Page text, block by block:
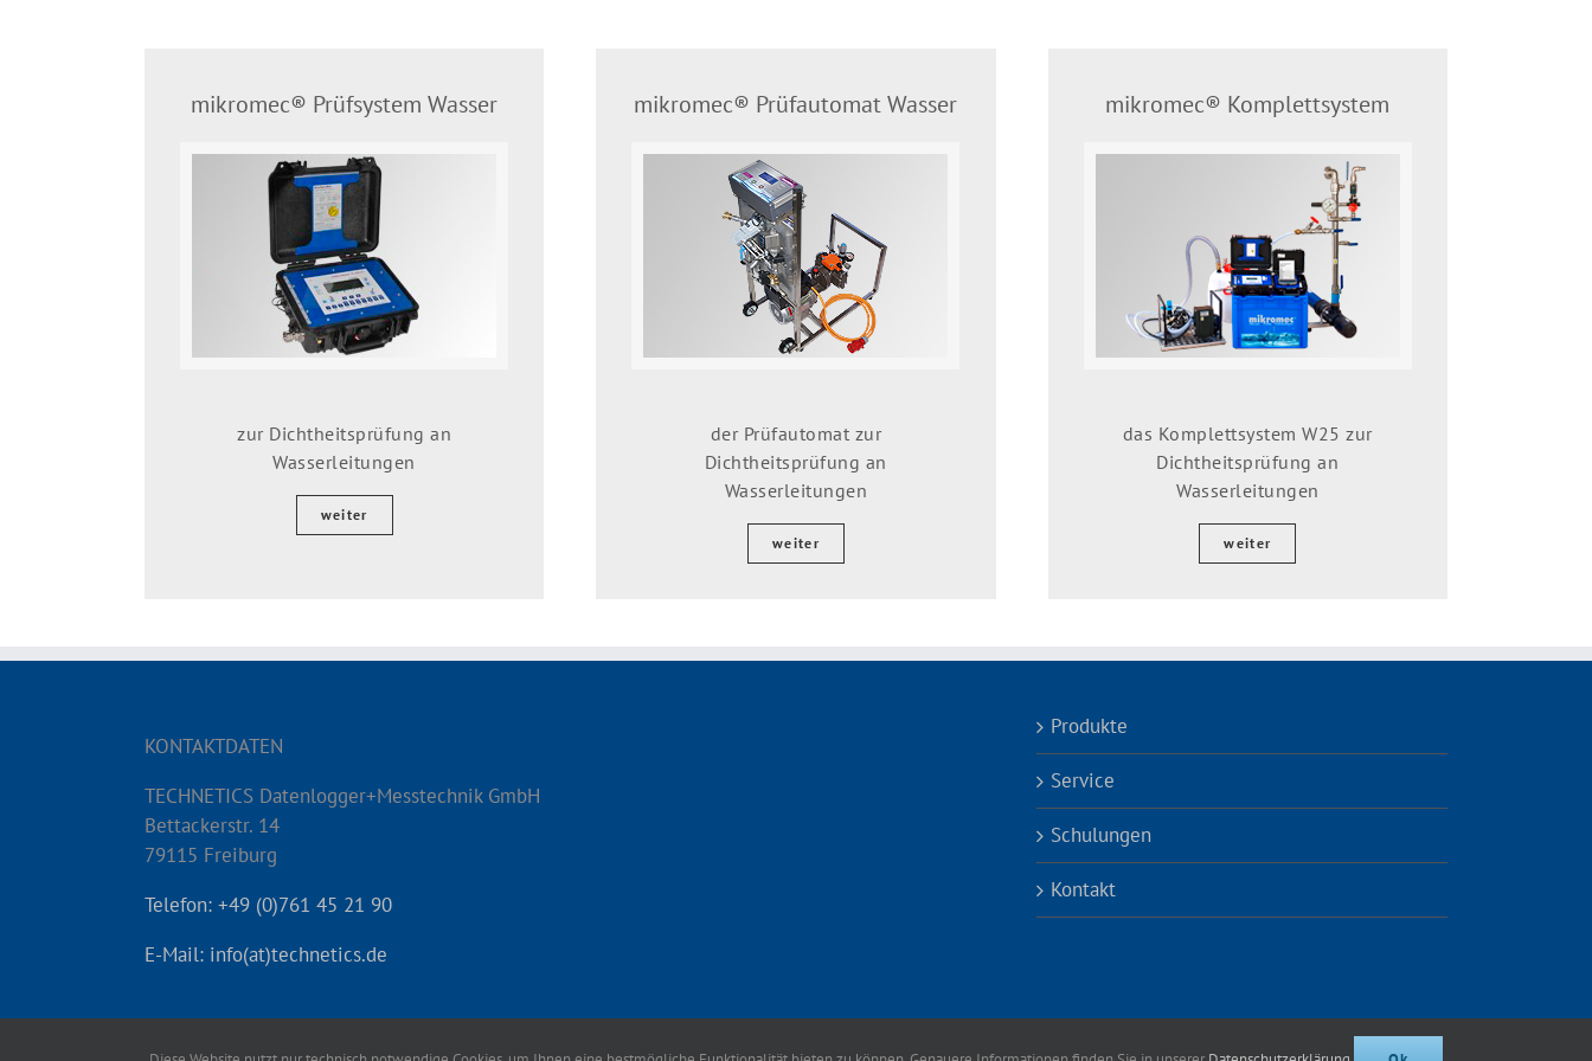
mikromec® Prüfsystem Wasser
zur Dichtheitsprüfung an
Wasserleitungen
weiter
mikromec® Prüfautomat Wasser
der Prüfautomat zur
Dichtheitsprüfung an
Wasserleitungen
weiter
mikromec® Komplettsystem
das Komplettsystem W25 zur
Dichtheitsprüfung an
Wasserleitungen
weiter
KONTAKTDATEN
TECHNETICS Datenlogger+Messtechnik GmbH
Bettackerstr. 14
79115 Freiburg
Telefon: +49 (0)761 45 21 90
E-Mail: info(at)technetics.de
Produkte
Service
Schulungen
Kontakt